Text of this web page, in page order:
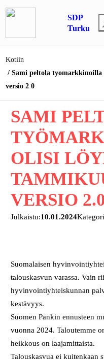
Siirry
sisältöön
SDP
Turku
t
s
Kotiin
Sami peltola
versio 2 0
SAMI
OLISI
VERSIO
Julkaistu:10.01.2024
Suomalaisen
talouskasvun varassa. Vain
hyvinvointiyhteiskunnan
kestävyys.
Suomen Pankin ennusteen
vuonna 2024. Taloutemme
heikkous on laajamittaista.
Talouskasvua ei kuitenkaan